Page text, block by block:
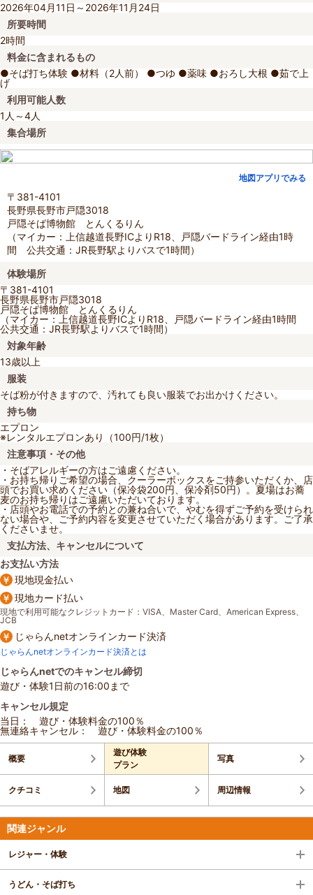
2026年04月11日～2026年11月24日
所要時間
2時間
料金に含まれるもの
●そば打ち体験 ●材料（2人前） ●つゆ ●薬味 ●おろし大根 ●茹で上
げ
利用可能人数
1人～4人
集合場所
地図アプリでみる
〒381-4101
長野県長野市戸隠3018
戸隠そば博物館 とんくるりん
（マイカー：上信越道長野ICよりR18、戸隠バードライン経由1時
間 公共交通：JR長野駅よりバスで1時間）
体験場所
〒381-4101
長野県長野市戸隠3018
戸隠そば博物館 とんくるりん
（マイカー：上信越道長野ICよりR18、戸隠バードライン経由1時間
公共交通：JR長野駅よりバスで1時間）
対象年齢
13歳以上
服装
そば粉が付きますので、汚れても良い服装でお出かけください。
持ち物
エプロン
※レンタルエプロンあり（100円/1枚）
注意事項・その他
・そばアレルギーの方はご遠慮ください。
・お持ち帰りご希望の場合、クーラーボックスをご持参いただくか、店
頭でお買い求めください（保冷袋200円、保冷剤50円）。夏場はお蕎
麦のお持ち帰りはご遠慮いただいております。
・店頭やお電話での予約との兼ね合いで、やむを得ずご予約を受けられ
ない場合や、ご予約内容を変更させていただく場合があります。ご了承
くださいませ。
支払方法、キャンセルについて
お支払い方法
現地現金払い
現地カード払い
現地で利用可能なクレジットカード：VISA、Master Card、American Express、
JCB
じゃらんnetオンラインカード決済
じゃらんnetオンラインカード決済とは
じゃらんnetでのキャンセル締切
遊び・体験1日前の16:00まで
キャンセル規定
当日： 遊び・体験料金の100％
無連絡キャンセル： 遊び・体験料金の100％
概要
遊び体験
プラン
写真
クチコミ 地図 周辺情報
関連ジャンル
レジャー・体験
うどん・そば打ち